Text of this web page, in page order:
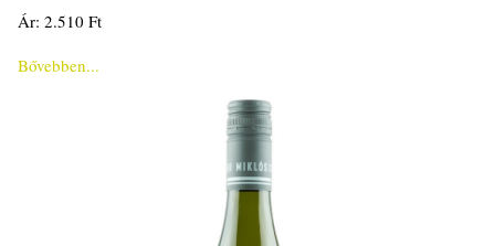
Ár: 2.510 Ft
Bővebben...